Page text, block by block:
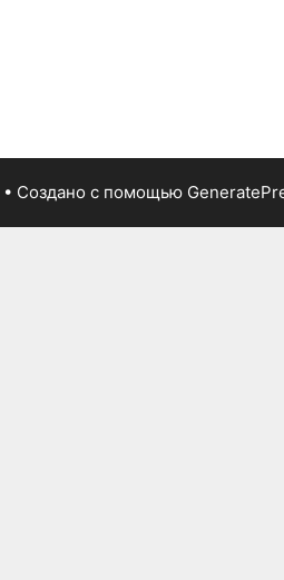
• Создано с помощью